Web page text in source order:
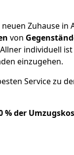
Zuhause in
von
individuell
einzugehen.
Service zu
% der